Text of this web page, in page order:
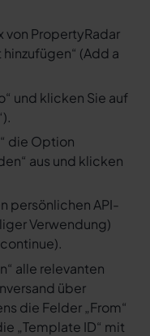
von PropertyRadar
(Add a
und klicken Sie auf
die Option
aus und klicken
persönlichen API-
Verwendung)
alle relevanten
über
die Felder „From“
„Template ID“ mit